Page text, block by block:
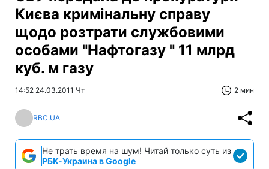
Києва кримінальну справу
щодо розтрати службовими
особами "Нафтогазу " 11 млрд
куб. м газу
14:52 24.03.2011 Чт 2 мин
RBC.UA
Не трать время на шум! Читай только суть из
РБК-Украина в Google